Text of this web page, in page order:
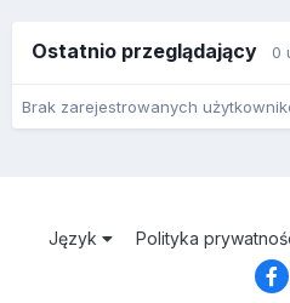
Ostatnio przeglądający 0
Brak zarejestrowanych
Język Polityka